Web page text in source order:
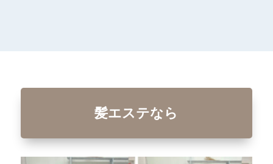
髪エステなら